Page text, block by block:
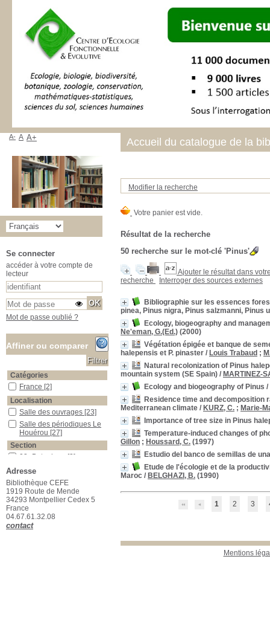
Modifier la recherche
Résultat de la recherche
50 recherche sur le mot-clé 'Pinus'
Ajouter le résultat dans
recherche
Interroger des sources externes
Bibliographie sur les essences
pinea, Pinus nigra, Pinus salzmanni,
Ecology, biogeography and
Ne'eman, G.(Ed.) (2000)
Végétation épigée et banque de
halepensis et P. pinaster / Louis Trabaud ;
Natural recolonization of Pinus
mountain system (SE Spain) / MARTINEZ-
Ecology and biogeography of Pinus /
Residence time and decomposition
Mediterranean climate / KURZ, C. ; Marie-
Importance of tree size in Pinus
Temperature-induced changes of
Gillon ; Houssard, C. (1997)
Estudio del banco de semillas de
Etude de l'écologie et de la
Maroc / BELGHAZI, B. (1990)
1 2 3
Mentions
Accueil du catalogue de la
A- A A+
Se connecter
accéder à votre compte de
lecteur
Mot de passe oublié ?
Affiner ou comparer
Catégories
FranceFrance [2]
Localisation
Salle des ouvrages
Salle des ouvrages [23]
Salle des périodiques Le Houérou
Salle des périodiques Le
Houérou [27]
Section
03_Botanique
03_Botanique [2]
04_Ecologie_animale
04_Ecologie_animale
13_Physiologie_végétale
13_Physiologie_végétale
[1]
15_Ecologie_générale
15_Ecologie_générale
16_Ecologie_végétale
16_Ecologie_végétale
17_Foresterie
17_Foresterie
Adresse
Bibliothèque CEFE
1919 Route de Mende
34293 Montpellier Cedex 5
France
04.67.61.32.08
contact